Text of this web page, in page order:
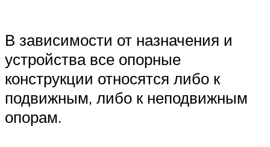
В зависимости от назначения и
устройства все опорные
конструкции относятся либо к
подвижным, либо к неподвижным
опорам.